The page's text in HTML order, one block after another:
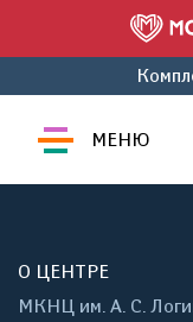
МЕНЮ
О ЦЕНТРЕ
МКНЦ им. А. С.